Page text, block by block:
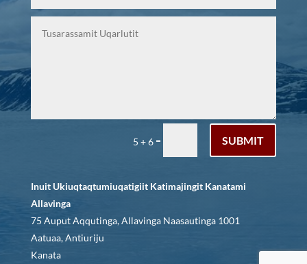
5 + 6 = SUBMIT
Inuit Ukiuqtaqtumiuqatigiit Katimajingit Kanatami
Allavinga
75 Auput Aqqutinga, Allavinga Naasautinga 1001
Aatuaa, Antiuriju
Kanata